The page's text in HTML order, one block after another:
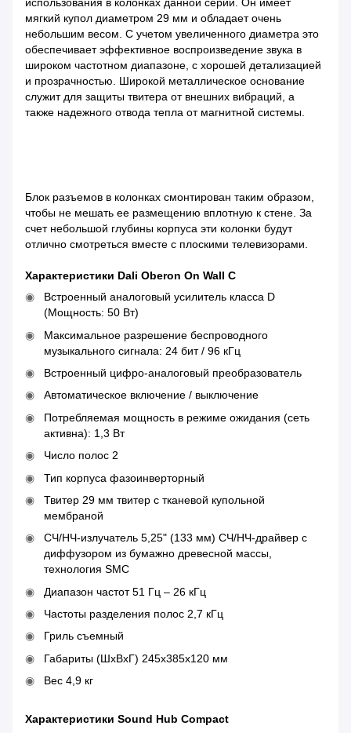
мягкий купол диаметром 29 мм и обладает очень
небольшим весом. С учетом увеличенного диаметра это
обеспечивает эффективное воспроизведение звука в
широком частотном диапазоне, с хорошей детализацией
и прозрачностью. Широкой металлическое основание
служит для защиты твитера от внешних вибраций, а
также надежного отвода тепла от магнитной системы.
Блок разъемов в колонках смонтирован таким образом,
чтобы не мешать ее размещению вплотную к стене. За
счет небольшой глубины корпуса эти колонки будут
отлично смотреться вместе с плоскими телевизорами.
Характеристики Dali Oberon On Wall C
Встроенный аналоговый усилитель класса D
(Мощность: 50 Вт)
Максимальное разрешение беспроводного
музыкального сигнала: 24 бит / 96 кГц
Встроенный цифро-аналоговый преобразователь
Автоматическое включение / выключение
Потребляемая мощность в режиме ожидания (сеть
активна): 1,3 Вт
Число полос 2
Тип корпуса фазоинверторный
Твитер 29 мм твитер с тканевой купольной
мембраной
СЧ/НЧ-излучатель 5,25" (133 мм) СЧ/НЧ-драйвер с
диффузором из бумажно древесной массы,
технология SMC
Диапазон частот 51 Гц – 26 кГц
Частоты разделения полос 2,7 кГц
Гриль съемный
Габариты (ШхВхГ) 245x385x120 мм
Вес 4,9 кг
Характеристики Sound Hub Compact